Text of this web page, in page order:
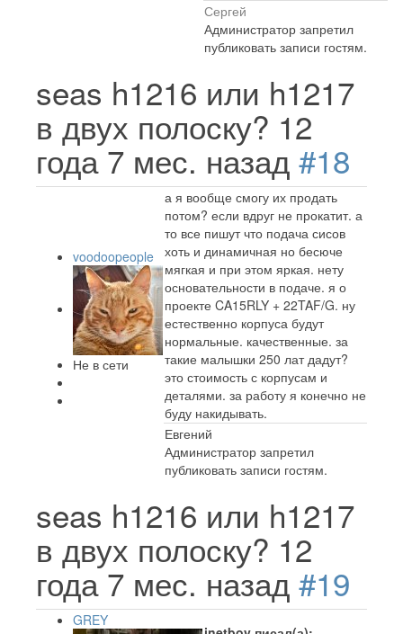
Сергей
Администратор запретил
публиковать записи гостям.
seas h1216 или h1217
в двух полоску? 12
года 7 мес. назад #18
voodoopeople
Не в сети
а я вообще смогу их продать
потом? если вдруг не прокатит. а
то все пишут что подача сисов
хоть и динамичная но бесюче
мягкая и при этом яркая. нету
основательности в подаче. я о
проекте CA15RLY + 22TAF/G. ну
естественно корпуса будут
нормальные. качественные. за
такие малышки 250 лат дадут?
это стоимость с корпусам и
деталями. за работу я конечно не
буду накидывать.
Евгений
Администратор запретил
публиковать записи гостям.
seas h1216 или h1217
в двух полоску? 12
года 7 мес. назад #19
GREY